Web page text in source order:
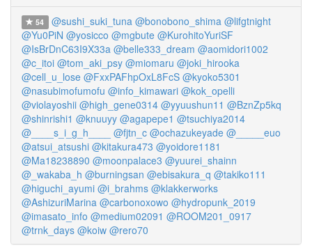
54 @sushi_suki_tuna @bonobono_shima @lifgtnight
@Yu0PiN @yosicco @mgbute @KurohitoYuriSF
@IsBrDnC63I9X33a @belle333_dream @aomidori1002
@c_itoi @tom_aki_psy @miomaru @joki_hirooka
@cell_u_lose @FxxPAFhpOxL8FcS @kyoko5301
@nasubimofumofu @info_kimawari @kok_opelli
@violayoshii @high_gene0314 @yyuushun11 @BznZp5kq
@shinrishi1 @knuuyy @agapepe1 @tsuchiya2014
@____s_i_g_h____
@fjtn_c @ochazukeyade @_____euo
@atsui_atsushi @kitakura473 @yoidore1181
@Ma18238890 @moonpalace3 @yuurei_shainn
@_wakaba_h @burningsan @ebisakura_q @takiko111
@higuchi_ayumi @i_brahms @klakkerworks
@AshizuriMarina @carbonoxowo @hydropunk_2019
@imasato_info @medium02091 @ROOM201_0917
@trnk_days @koiw @rero70